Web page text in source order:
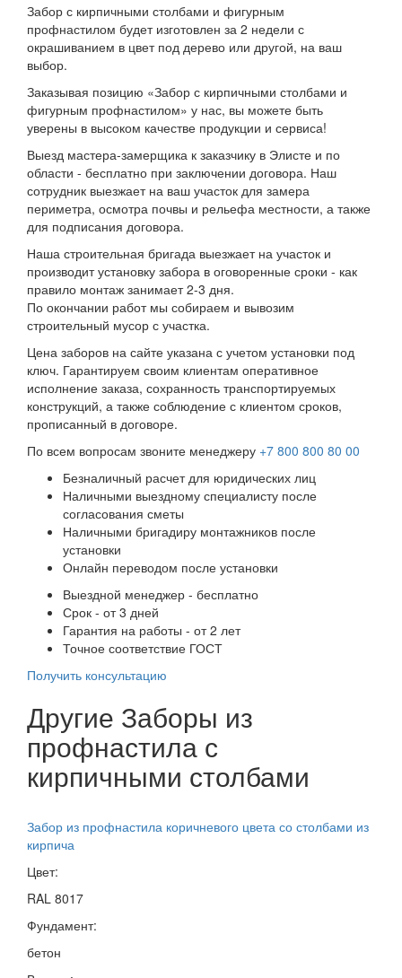
Забор с кирпичными столбами и фигурным
профнастилом будет изготовлен за 2 недели с
окрашиванием в цвет под дерево или другой, на ваш
выбор.
Заказывая позицию «Забор с кирпичными столбами и
фигурным профнастилом» у нас, вы можете быть
уверены в высоком качестве продукции и сервиса!
Выезд мастера-замерщика к заказчику в Элисте и по
области - бесплатно при заключении договора. Наш
сотрудник выезжает на ваш участок для замера
периметра, осмотра почвы и рельефа местности, а также
для подписания договора.
Наша строительная бригада выезжает на участок и
производит установку забора в оговоренные сроки - как
правило монтаж занимает 2-3 дня.
По окончании работ мы собираем и вывозим
строительный мусор с участка.
Цена заборов на сайте указана с учетом установки под
ключ. Гарантируем своим клиентам оперативное
исполнение заказа, сохранность транспортируемых
конструкций, а также соблюдение с клиентом сроков,
прописанный в договоре.
По всем вопросам звоните менеджеру +7 800 800 80 00
Безналичный расчет для юридических лиц
Наличными выездному специалисту после
согласования сметы
Наличными бригадиру монтажников после
установки
Онлайн переводом после установки
Выездной менеджер - бесплатно
Срок - от 3 дней
Гарантия на работы - от 2 лет
Точное соответствие ГОСТ
Получить консультацию
Другие Заборы из
профнастила с
кирпичными столбами
Забор из профнастила коричневого цвета со столбами из
кирпича
Цвет:
RAL 8017
Фундамент:
бетон